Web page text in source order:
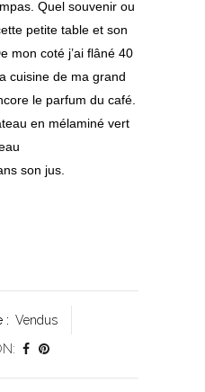
Quel souvenir ou
petite table et son
mon coté j’ai flâné 40
cuisine de ma grand
le parfum du café.
en mélaminé vert
son jus.
: Vendus